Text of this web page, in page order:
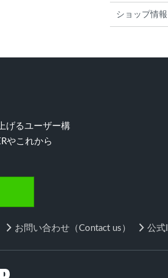
ショップ情報
げるユーザー構
やこれから
お問い合わせ（Contact us） 公式